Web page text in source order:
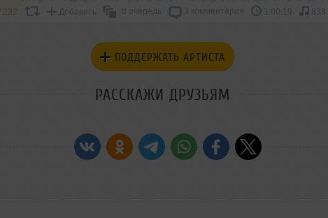
232 Добавить В очередь 3 комментария 1:00:19 838
ПОДДЕРЖАТЬ АРТИСТА
РАССКАЖИ ДРУЗЬЯМ